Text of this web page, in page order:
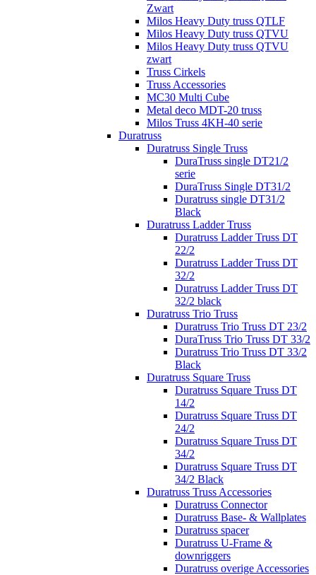
Zwart
Milos Heavy Duty truss QTLF
Milos Heavy Duty truss QTVU
Milos Heavy Duty truss QTVU
zwart
Truss Cirkels
Truss Accessories
MC30 Multi Cube
Metal deco MDT-20 truss
Milos Truss 4KH-40 serie
Duratruss
Duratruss Single Truss
DuraTruss single DT21/2
serie
DuraTruss Single DT31/2
Duratruss single DT31/2
Black
Duratruss Ladder Truss
Duratruss Ladder Truss DT
22/2
Duratruss Ladder Truss DT
32/2
Duratruss Ladder Truss DT
32/2 black
Duratruss Trio Truss
Duratruss Trio Truss DT 23/2
DuraTruss Trio Truss DT 33/2
Duratruss Trio Truss DT 33/2
Black
Duratruss Square Truss
Duratruss Square Truss DT
14/2
Duratruss Square Truss DT
24/2
Duratruss Square Truss DT
34/2
Duratruss Square Truss DT
34/2 Black
Duratruss Truss Accessories
Duratruss Connector
Duratruss Base- & Wallplates
Duratruss spacer
Duratruss U-Frame &
downriggers
Duratruss overige Accessories